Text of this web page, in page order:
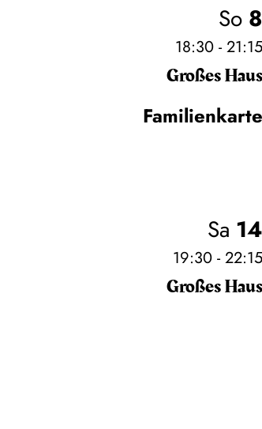
So 8
18:30 - 21:15
Großes Haus
Familienkarte
Sa 14
19:30 - 22:15
Großes Haus